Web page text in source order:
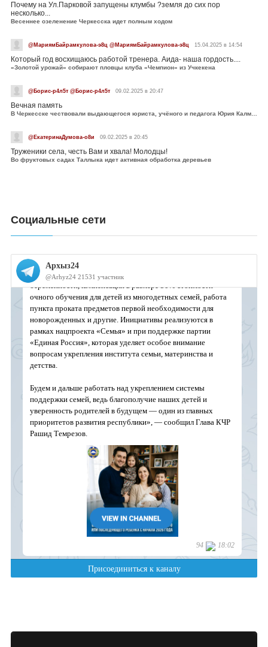
Почему на Ул.Парковой запущены клумбы ?земля до сих пор
несколько...
Весеннее озеленение Черкесска идет полным ходом
@МариямБайрамкулова-э8ц @МариямБайрамкулова-э8ц 15.04.2025 в 14:54
Который год восхищаюсь работой тренера. Аида- наша гордость....
«Золотой урожай» собирают пловцы клуба «Чемпион» из Учкекена
@Борис-р4л5т @Борис-р4л5т 09.02.2025 в 20:47
Вечная память
В Черкесске чествовали выдающегося юриста, учёного и педагога Юрия Калмыкова
@ЕкатеринаДумова-о8и 09.02.2025 в 20:45
Труженики села, честь Вам и хвала! Молодцы!
Во фруктовых садах Таллыка идет активная обработка деревьев
Социальные сети